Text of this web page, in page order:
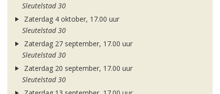
Sleutelstad 30
Zaterdag 4 oktober, 17.00 uur
Sleutelstad 30
Zaterdag 27 september, 17.00 uur
Sleutelstad 30
Zaterdag 20 september, 17.00 uur
Sleutelstad 30